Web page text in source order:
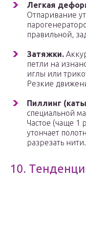
Легкая
Отпаривание
правильной,
Затяжки.
петли на
иглы или
Резкие
Пиллинг
специальной
Частое (чаще 1
утончает
разрезать нити.
10.